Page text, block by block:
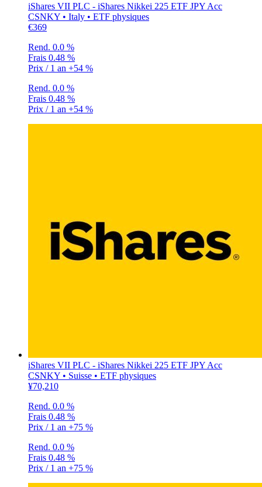
iShares VII PLC - iShares Nikkei 225 ETF JPY Acc
CSNKY • Italy • ETF physiques
€369
Rend. 0.0 %
Frais 0.48 %
Prix / 1 an +54 %
Rend. 0.0 %
Frais 0.48 %
Prix / 1 an +54 %
iShares VII PLC - iShares Nikkei 225 ETF JPY Acc
CSNKY • Suisse • ETF physiques
¥70,210
Rend. 0.0 %
Frais 0.48 %
Prix / 1 an +75 %
Rend. 0.0 %
Frais 0.48 %
Prix / 1 an +75 %